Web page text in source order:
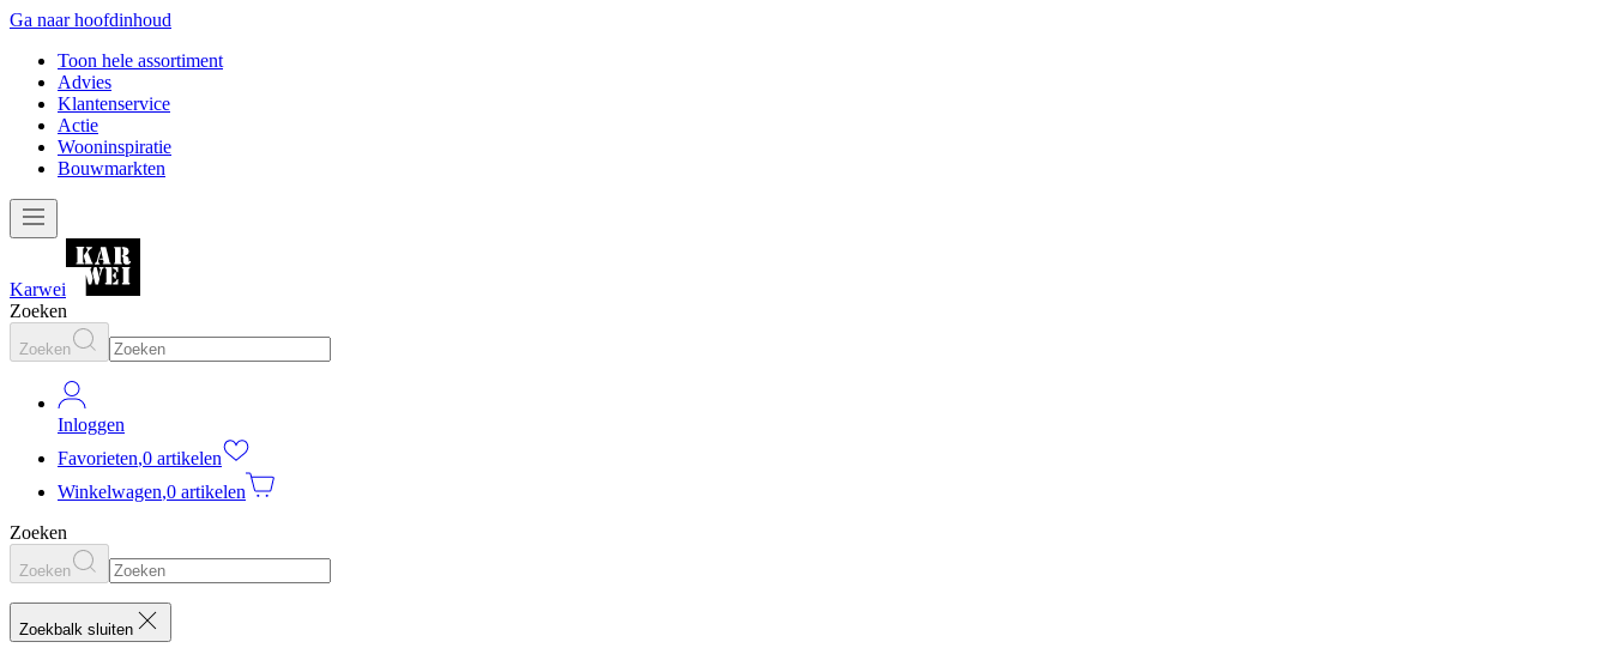
Ga naar hoofdinhoud
Toon hele assortiment
Advies
Klantenservice
Actie
Wooninspiratie
Bouwmarkten
Karwei
Zoeken
Zoeken
Inloggen
Favorieten,0 artikelen
Winkelwagen,0 artikelen
Zoeken
Zoeken
Zoekbalk sluiten